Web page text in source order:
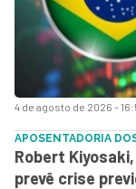
4 de agosto de 2026 -
APOSENTADORIA
Robert Kiyosaki,
prevê crise